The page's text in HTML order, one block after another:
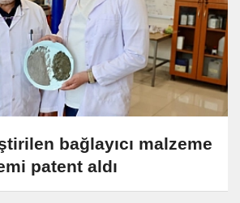
bağlayıcı malzeme
patent aldı